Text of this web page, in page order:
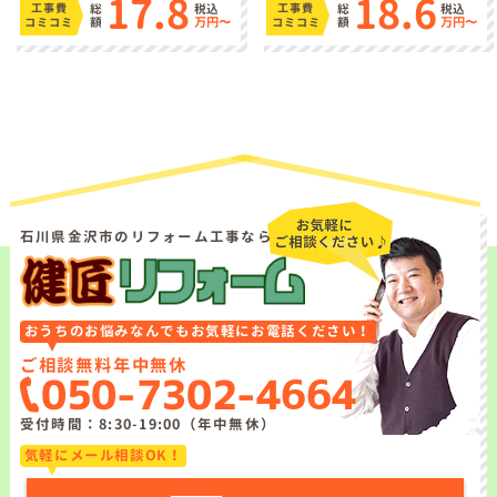
工事費
コミコミ
総
額 17.8 税込
万円〜
工事費
コミコミ
総
額 18.6 税込
万円〜
石川県金沢市のリフォーム工事なら
おうちのお悩みなんでもお気軽にお電話ください！
ご相談無料年中無休
050-7302-4664
受付時間：8:30-19:00（年中無休）
気軽にメール相談OK！